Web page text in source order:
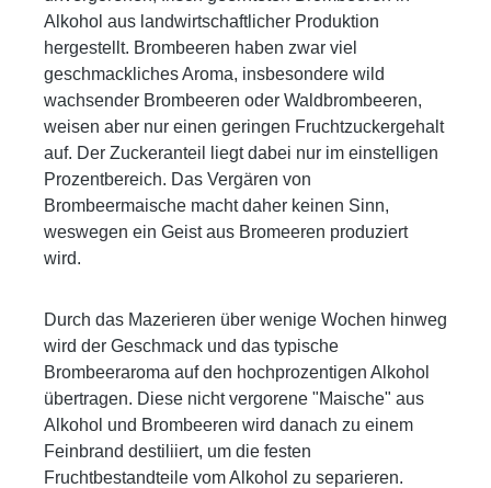
Alkohol aus landwirtschaftlicher Produktion
hergestellt. Brombeeren haben zwar viel
geschmackliches Aroma, insbesondere wild
wachsender Brombeeren oder Waldbrombeeren,
weisen aber nur einen geringen Fruchtzuckergehalt
auf. Der Zuckeranteil liegt dabei nur im einstelligen
Prozentbereich. Das Vergären von
Brombeermaische macht daher keinen Sinn,
weswegen ein Geist aus Bromeeren produziert
wird.
Durch das Mazerieren über wenige Wochen hinweg
wird der Geschmack und das typische
Brombeeraroma auf den hochprozentigen Alkohol
übertragen. Diese nicht vergorene "Maische" aus
Alkohol und Brombeeren wird danach zu einem
Feinbrand destiliiert, um die festen
Fruchtbestandteile vom Alkohol zu separieren.